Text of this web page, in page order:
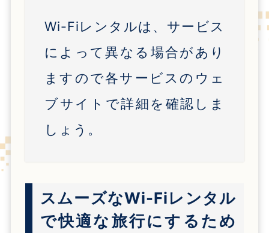
Wi-Fiレンタルは、サービス
によって異なる場合があり
ますので各サービスのウェ
ブサイトで詳細を確認しま
しょう。
スムーズなWi-Fiレンタル
で快適な旅行にするため